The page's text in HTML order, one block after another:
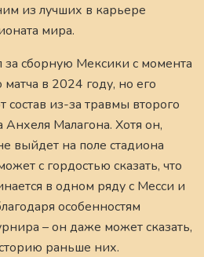
из лучших в карьере
мира.
за сборную Мексики с момента
в 2024 году, но его
состав из-за травмы второго
Анхеля Малагона. Хотя он,
выйдет на поле стадиона
с гордостью сказать, что
в одном ряду с Месси и
особенностям
– он даже может сказать,
раньше них.